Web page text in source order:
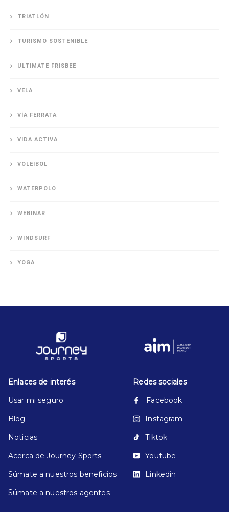
TRIATLÓN
TURISMO SOSTENIBLE
ULTIMATE FRISBEE
VELA
VÍA FERRATA
VIDA ACTIVA
VOLEIBOL
WATERPOLO
WEBINAR
WINDSURF
YOGA
Enlaces de interés
Usar mi seguro
Blog
Noticias
Acerca de Journey Sports
Súmate a nuestros beneficios
Súmate a nuestros agentes
Redes sociales
Facebook
Instagram
Tiktok
Youtube
Linkedin